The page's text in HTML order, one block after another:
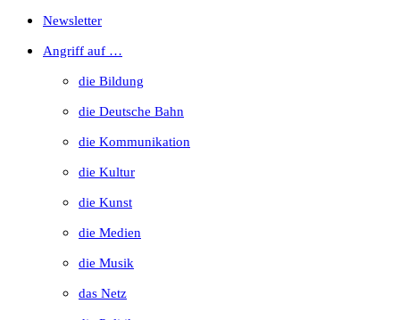
search
panel.
Newsletter
Angriff auf …
die Bildung
die Deutsche Bahn
die Kommunikation
die Kultur
die Kunst
die Medien
die Musik
das Netz